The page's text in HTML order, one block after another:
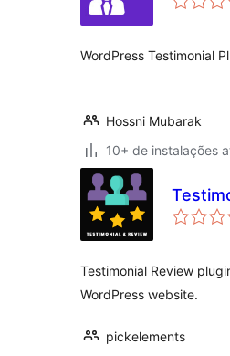
WordPress Testimonial
Hossni Mubarak
10+ de instalações
Testimonial Review
WordPress website.
pickelements